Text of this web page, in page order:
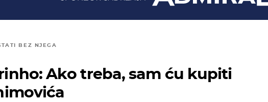
BEZ NJEGA
Ako treba, sam ću kupiti